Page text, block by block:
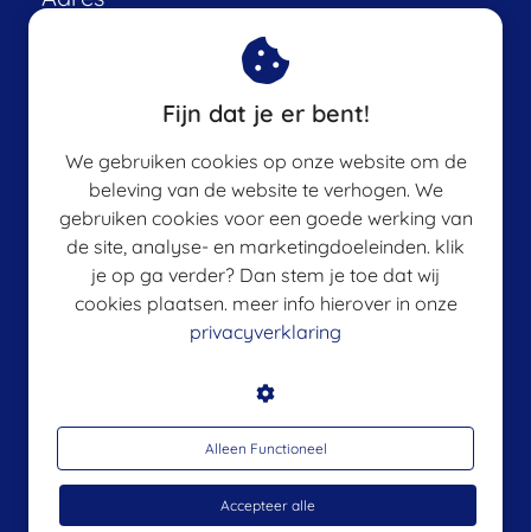
Hattem
info@angelapeters.nl
KvK nummer: 67974546
BTW nummer: NL001419252B56
Angelart Workshops
Origineel beeldend werk
Fijn dat je er bent!
We gebruiken cookies op onze website om de
beleving van de website te verhogen. We
gebruiken cookies voor een goede werking van
de site, analyse- en marketingdoeleinden. klik
je op ga verder? Dan stem je toe dat wij
cookies plaatsen. meer info hierover in onze
privacyverklaring
Alleen Functioneel
Accepteer alle